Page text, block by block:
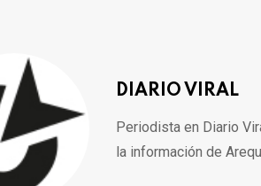
DIARIO VIRAL
Periodista en Diario
la información de